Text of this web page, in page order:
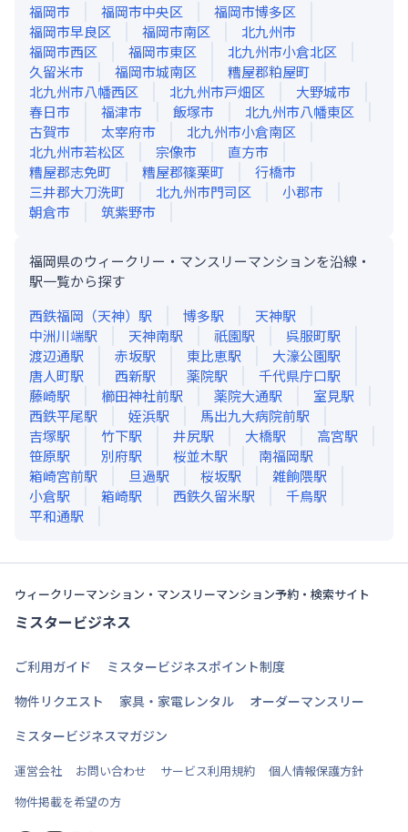
福岡市
福岡市中央区
福岡市博多区
福岡市早良区
福岡市南区
北九州市
福岡市西区
福岡市東区
北九州市小倉北区
久留米市
福岡市城南区
糟屋郡粕屋町
北九州市八幡西区
北九州市戸畑区
大野城市
春日市
福津市 飯塚市
北九州市八幡東区
古賀市
太宰府市
北九州市小倉南区
北九州市若松区
宗像市
直方市
糟屋郡志免町
糟屋郡篠栗町
行橋市
三井郡大刀洗町
北九州市門司区
小郡市
朝倉市
筑紫野市
福岡県のウィークリー・マンスリーマンションを沿線・
駅一覧から探す
西鉄福岡（天神） 駅 博多駅 天神駅
中洲川端駅 天神南駅 祇園駅 呉服町駅
渡辺通駅 赤坂駅 東比恵駅 大濠公園駅
唐人町駅 西新駅 薬院駅 千代県庁口駅
藤崎駅 櫛田神社前駅 薬院大通駅 室見駅
西鉄平尾駅 姪浜駅 馬出九大病院前駅
吉塚駅 竹下駅 井尻駅 大橋駅 高宮駅
笹原駅 別府駅 桜並木駅 南福岡駅
箱崎宮前駅 旦過駅 桜坂駅 雑餉隈駅
小倉駅 箱崎駅 西鉄久留米駅 千鳥駅
平和通駅
ウィークリーマンション・マンスリーマンション予約・検索サイト
ミスタービジネス
ご利用ガイド
ミスタービジネスポイント制度
物件リクエスト
家具・家電レンタル
オーダーマンスリー
ミスタービジネスマガジン
運営会社 お問い合わせ サービス利用規約
個人情報保護方針
物件掲載を希望の方